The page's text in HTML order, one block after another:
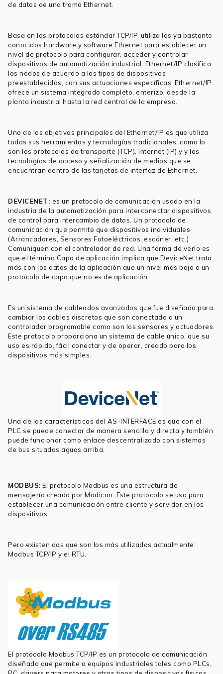
de datos de una trama Ethernet.
Basa en los protocolos estándar TCP/IP, utiliza los ya bastante
conocidos hardware y software Ethernet para establecer un
nivel de protocolo para configurar, acceder y controlar
dispositivos de automatización industrial. Ethernet/IP clasifica
los nodos de acuerdo a los tipos de dispositivos
preestablecidos, con sus actuaciones específicas. Ethernet/IP
ofrece un sistema integrado completo, enterizo, desde la
planta industrial hasta la red central de la empresa.
Uno de los objetivos principales del Ethernet/IP es que utiliza
todos sus herramientas y tecnologías tradicionales, como lo
son los protocolos de transporte (TCP), Internet (IP) y y las
tecnologías de acceso y señalización de medios que se
encuentran dentro de las tarjetas de interfaz de Ethernet.
DEVICENET: es un protocolo de comunicación usado en la
industria de la automatización para interconectar dispositivos
de control para intercambio de datos. Un protocolo de
comunicación que permite que dispositivos individuales
(Arrancadores, Sensores Fotoeléctricos, escáner, etc.)
Comuniquen con el controlador de red. Una forma de verlo es
que el término Capa de aplicación implica que DeviceNet trata
más con los datos de la aplicación que un nivel más bajo o un
protocolo de capa que no es de aplicación.
Es un sistema de cableados avanzados que fue diseñado para
cambiar los cables discretos que son conectado a un
controlador programable como son los sensores y actuadores.
Este protocolo proporciona un sistema de cable único, que su
uso es rápido, fácil conectar y de operar, creado para los
dispositivos más simples.
Una de las características del AS-INTERFACE es que con el
PLC se puede conectar de manera sencilla y directa y también
puede funcionar como enlace descentralizado con sistemas
de bus situados aguas arriba.
MODBUS: El protocolo Modbus es una estructura de
mensajería creada por Modicon. Este protocolo se usa para
establecer una comunicación entre cliente y servidor en los
dispositivos.
Pero existen dos que son los más utilizados actualmente:
Modbus TCP/IP y el RTU.
El protocolo Modbus TCP/IP es un protocolo de comunicación
diseñado que permite a equipos industriales tales como PLCs,